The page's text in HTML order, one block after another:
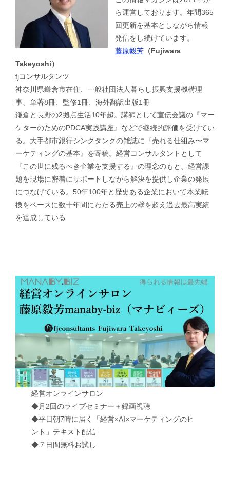
ら運営しております。年間365
回更新を基本としながら情報
発信をし続けています。
藤原毅芳 （Fujiwara
Takeyoshi）
fjコンサルタンツ
神奈川県鎌倉市在住、一般社団法人暮らし振興支援機構理
事、単著8冊、監修1冊、海外翻訳出版1冊
鎌倉と長野の2拠点生活10年超。講師として宣伝会議の『マー
ケターのためのPDCA実践講座』などで継続的評価を受けてい
る。大手都市銀行シンクタンクの雑誌に『売れる仕組み〜マ
ーケティングの基本』を寄稿。経営コンサルタントとして
『この世に残るべき企業を支援する』の理念のもと、経営課
題を現場に密着にサポートしながら解決を提供し企業の発展
につなげている。50年100年と歴史ある企業において本業転
換をベースに数十年間にわたる売上の壁を超え過去最高実績
を達成している
経営オンラインサロン
◆月2回のライブセミナー＋録画視聴
◆平日朝7時に届く「経営×AI×マーケティングのヒ
ント」テキスト配信
◆７日間無料お試し